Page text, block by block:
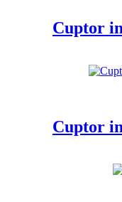
Cuptor
Cuptor